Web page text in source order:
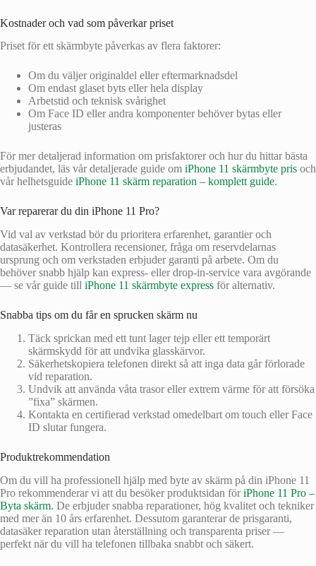
Kostnader och vad som påverkar priset
Priset för ett skärmbyte påverkas av flera faktorer:
Om du väljer originaldel eller eftermarknadsdel
Om endast glaset byts eller hela display
Arbetstid och teknisk svårighet
Om Face ID eller andra komponenter behöver bytas eller
justeras
För mer detaljerad information om prisfaktorer och hur du hittar bästa
erbjudandet, läs vår detaljerade guide om iPhone 11 skärmbyte pris och
vår helhetsguide iPhone 11 skärm reparation – komplett guide.
Var reparerar du din iPhone 11 Pro?
Vid val av verkstad bör du prioritera erfarenhet, garantier och
datasäkerhet. Kontrollera recensioner, fråga om reservdelarnas
ursprung och om verkstaden erbjuder garanti på arbete. Om du
behöver snabb hjälp kan express- eller drop-in-service vara avgörande
— se vår guide till iPhone 11 skärmbyte express för alternativ.
Snabba tips om du får en sprucken skärm nu
Täck sprickan med ett tunt lager tejp eller ett temporärt
skärmskydd för att undvika glasskärvor.
Säkerhetskopiera telefonen direkt så att inga data går förlorade
vid reparation.
Undvik att använda våta trasor eller extrem värme för att försöka
”fixa” skärmen.
Kontakta en certifierad verkstad omedelbart om touch eller Face
ID slutar fungera.
Produktrekommendation
Om du vill ha professionell hjälp med byte av skärm på din iPhone 11
Pro rekommenderar vi att du besöker produktsidan föriPhone 11 Pro –
Byta skärm. De erbjuder snabba reparationer, hög kvalitet och tekniker
med mer än 10 års erfarenhet. Dessutom garanterar de prisgaranti,
datasäker reparation utan återställning och transparenta priser —
perfekt när du vill ha telefonen tillbaka snabbt och säkert.